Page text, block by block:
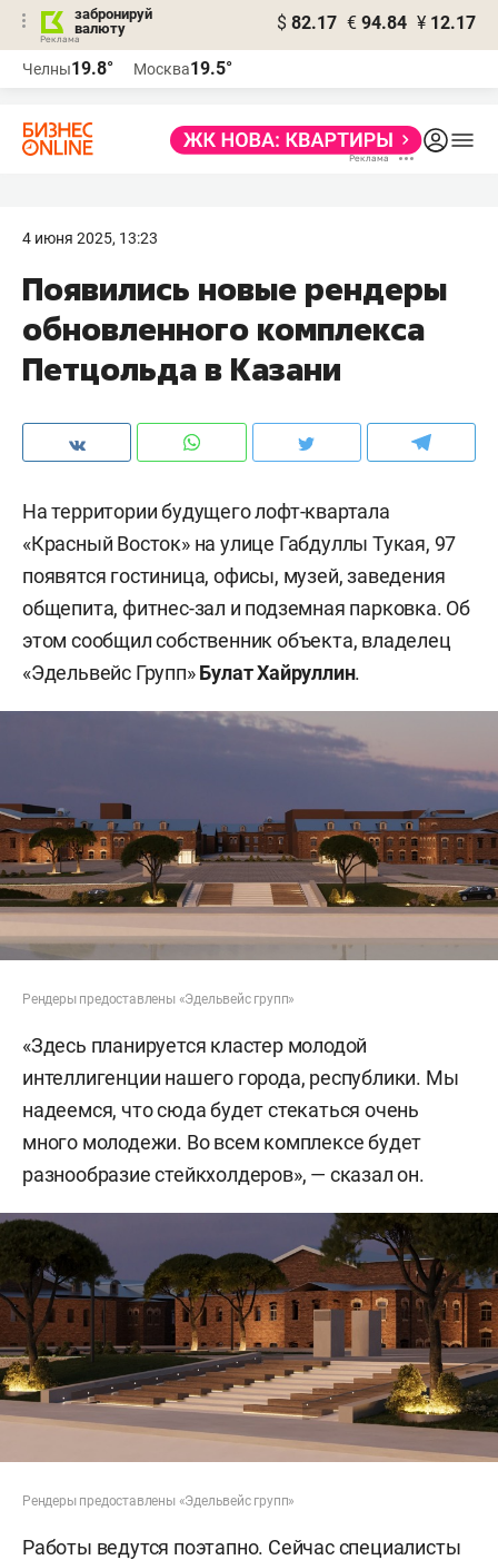
забронируй
валюту
$ 82.17 € 94.84 ¥ 12.17
Челны19.8° Москва19.5°
4 июня 2025, 13:23
Появились новые рендеры
обновленного комплекса
Петцольда в Казани
На территории будущего лофт-квартала
«Красный Восток» на улице Габдуллы Тукая, 97
появятся гостиница, офисы, музей, заведения
общепита, фитнес-зал и подземная парковка. Об
этом сообщил собственник объекта, владелец
«Эдельвейс Групп»Булат Хайруллин.
Рендеры предоставлены «Эдельвейс групп»
«Здесь планируется кластер молодой
интеллигенции нашего города, республики. Мы
надеемся, что сюда будет стекаться очень
много молодежи. Во всем комплексе будет
разнообразие стейкхолдеров», — сказал он.
Рендеры предоставлены «Эдельвейс групп»
Работы ведутся поэтапно. Сейчас специалисты